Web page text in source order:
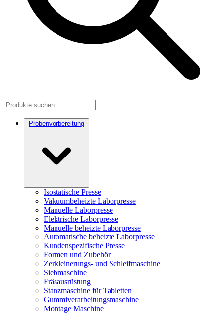
Probenvorbereitung
Isostatische Presse
Vakuumbeheizte Laborpresse
Manuelle Laborpresse
Elektrische Laborpresse
Manuelle beheizte Laborpresse
Automatische beheizte Laborpresse
Kundenspezifische Presse
Formen und Zubehör
Zerkleinerungs- und Schleifmaschine
Siebmaschine
Fräsausrüstung
Stanzmaschine für Tabletten
Gummiverarbeitungsmaschine
Montage Maschine